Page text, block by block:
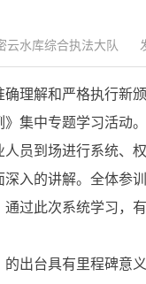
云水库综合执法大队
理解和严格执行新
集中专题学习活动。
人员到场进行系统、
入的讲解。全体参
过此次系统学习，
的出台具有里程碑